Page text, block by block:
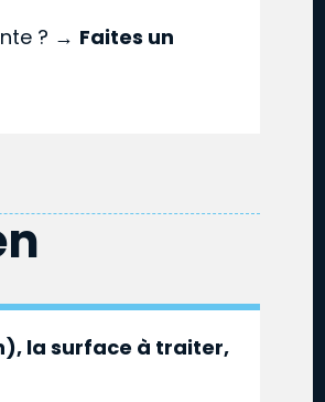
? → Faites un
la surface à traiter,